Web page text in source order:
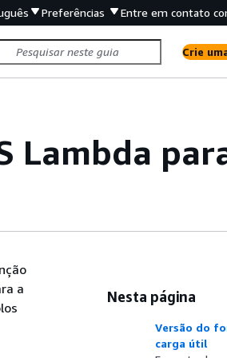
Preferências Entre em contato
Crie
Lambda
a
Nesta página
Versão do
carga útil